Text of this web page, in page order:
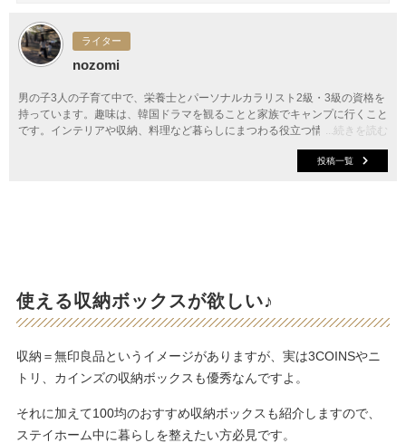
ライター
nozomi
...続きを読む
男の子3人の子育て中で、栄養士とパーソナルカラリスト2級・3級の資格を
持っています。趣味は、韓国ドラマを観ることと家族でキャンプに行くこと
です。インテリアや収納、料理など暮らしにまつわる役立つ情報をお届けし
投稿一覧
使える収納ボックスが欲しい♪
収納＝無印良品というイメージがありますが、実は3COINSやニ
トリ、カインズの収納ボックスも優秀なんですよ。
それに加えて100均のおすすめ収納ボックスも紹介しますので、
ステイホーム中に暮らしを整えたい方必見です。